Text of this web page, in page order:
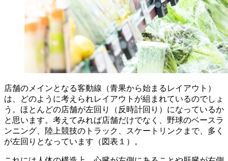
店舗のメインとなる客動線（青果から始まるレイアウト）
は、どのように考えられレイアウトが組まれているのでしょ
う。ほとんどの店舗が左回り（反時計回り）になっているか
と思います。考えてみれば店舗だけでなく、野球のベースラ
ンニング、陸上競技のトラック、スケートリンクまで、多く
が左回りとなっています（図表 １ ）。